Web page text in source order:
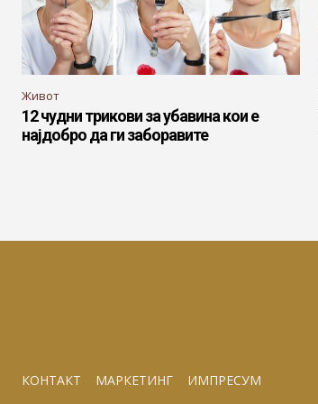
Живот
12 чудни трикови за убавина кои е
најдобро да ги заборавите
КОНТАКТ МАРКЕТИНГ ИМПРЕСУМ